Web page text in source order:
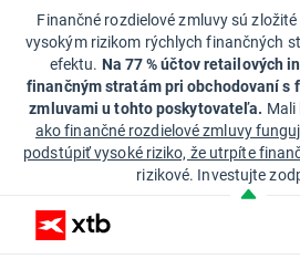
Finančné rozdielové zmluvy sú
vysokým rizikom rýchlych finančných
efektu. Na 77 % účtov retailových
finančným stratám pri obchodovaní s
zmluvami u tohto poskytovateľa. Mali
ako finančné rozdielové zmluvy
podstúpiť vysoké riziko, že utrpíte
rizikové. Investujte